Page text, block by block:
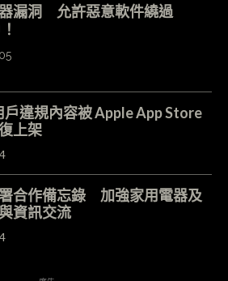
漏洞 允許惡意軟件繞過
戶違規內容被 Apple App Store
上架
合作備忘錄 加強家用電器及
資訊交流